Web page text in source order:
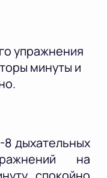
упражнения
минуты и
8 дыхательных
на